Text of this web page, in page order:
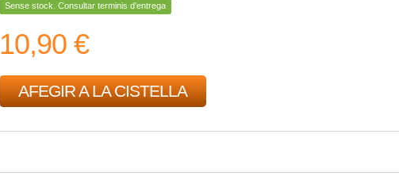
Sense stock. Consultar terminis d'entrega
10,90 €
AFEGIR A LA CISTELLA